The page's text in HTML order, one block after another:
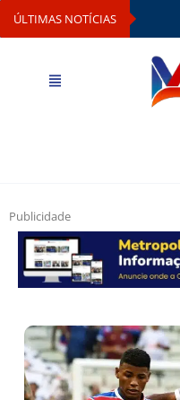
ÚLTIMAS NOTÍCIAS
Publicidade